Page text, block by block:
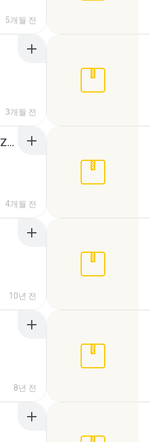
5개월 전
3개월 전
whatsapp backups -20260410T160335Z-3-001.zip
4개월 전
10년 전
8년 전